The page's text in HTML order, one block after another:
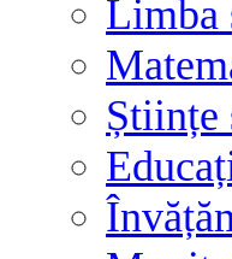
Limba
Științe